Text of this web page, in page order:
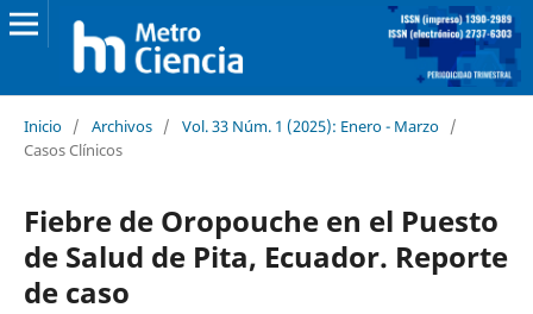
Inicio / Archivos / Vol. 33 Núm. 1 (2025): Enero - Marzo /
Casos Clínicos
Fiebre de Oropouche en el Puesto
de Salud de Pita, Ecuador. Reporte
de caso